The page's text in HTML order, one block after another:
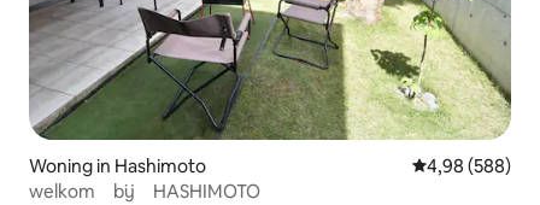
Woning in Hashimoto Gemiddelde
4,98 (588)
welkom bij HASHIMOTO